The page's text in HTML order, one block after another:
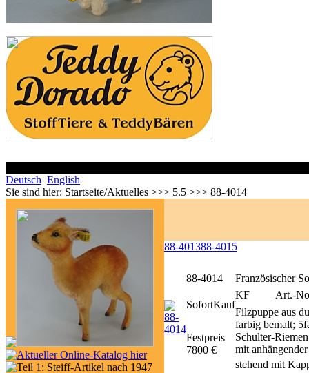
Deutsch English
Sie sind hier: Startseite/Aktuelles >>> 5.5 >>> 88-4014
88-401388-4015
88-4014
Französischer
KF
Art.-
Filzpuppe aus
farbig bemalt;
Schulter-
mit
stehend mit
SofortKauf
Festpreis
7800 €